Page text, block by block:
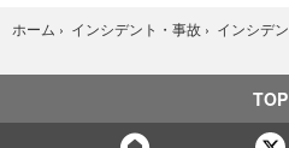
ホーム › インシデント・事故 › インシデ
TOP